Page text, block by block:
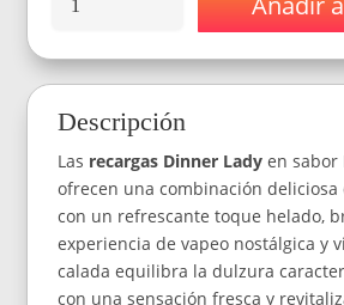
Recargas
Lady
Sabor
Ice
X2
Pods
De
Puffs
(1200
Puffs)
Descripción
Las recargas Dinner Lady en sabor
ofrecen una combinación deliciosa
con un refrescante toque helado,
experiencia de vapeo nostálgica y
calada equilibra la dulzura
con una sensación fresca y